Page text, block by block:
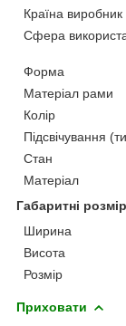
Країна виробник
Сфера
Форма
Матеріал рами
Колір
Підсвічування
Стан
Матеріал
Габаритні
Ширина
Висота
Розмір
Приховати